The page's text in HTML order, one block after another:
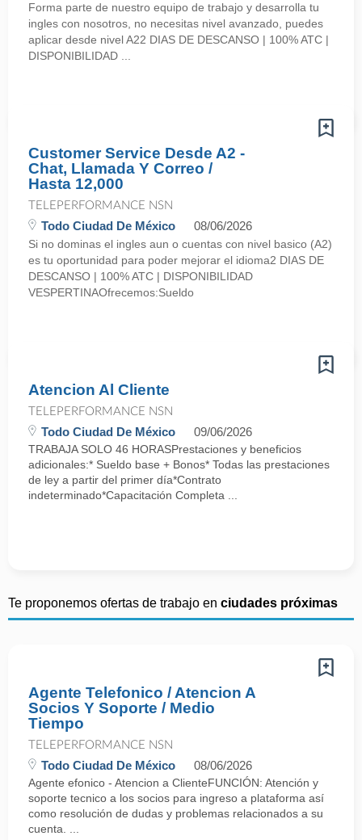
Forma parte de nuestro equipo de trabajo y desarrolla tu
ingles con nosotros, no necesitas nivel avanzado, puedes
aplicar desde nivel A22 DIAS DE DESCANSO | 100% ATC |
DISPONIBILIDAD ...
Customer Service Desde A2 -
Chat, Llamada Y Correo /
Hasta 12,000
TELEPERFORMANCE NSN
Todo Ciudad De México 08/06/2026
Si no dominas el ingles aun o cuentas con nivel basico (A2)
es tu oportunidad para poder mejorar el idioma2 DIAS DE
DESCANSO | 100% ATC | DISPONIBILIDAD
VESPERTINAOfrecemos:Sueldo
Atencion Al Cliente
TELEPERFORMANCE NSN
Todo Ciudad De México 09/06/2026
TRABAJA SOLO 46 HORASPrestaciones y beneficios
adicionales:* Sueldo base + Bonos* Todas las prestaciones
de ley a partir del primer día*Contrato
indeterminado*Capacitación Completa ...
Te proponemos ofertas de trabajo en ciudades próximas
Agente Telefonico / Atencion A
Socios Y Soporte / Medio
Tiempo
TELEPERFORMANCE NSN
Todo Ciudad De México 08/06/2026
Agente efonico - Atencion a ClienteFUNCIÓN: Atención y
soporte tecnico a los socios para ingreso a plataforma así
como resolución de dudas y problemas relacionados a su
cuenta. ...